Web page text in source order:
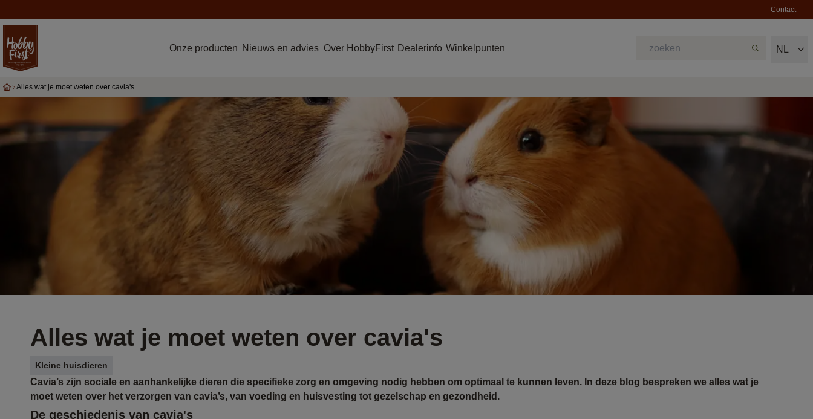
Contact
Onze producten Nieuws en advies Over HobbyFirst Dealerinfo Winkelpunten NL
Alles wat je moet weten over cavia's
Alles wat je moet weten over cavia's
Kleine huisdieren
Cavia’s zijn sociale en aanhankelijke dieren die specifieke zorg en omgeving nodig hebben om optimaal te kunnen leven. In deze blog bespreken we alles wat je
moet weten over het verzorgen van cavia’s, van voeding en huisvesting tot gezelschap en gezondheid.
De geschiedenis van cavia's